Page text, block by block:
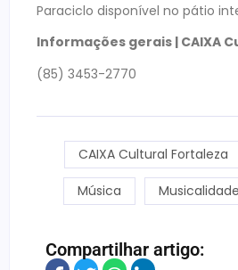
Paraciclo disponível no pátio
Informações gerais | CAIXA
(85) 3453-2770
CAIXA Cultural Fortaleza
Música
Compartilhar artigo: